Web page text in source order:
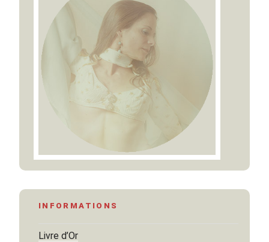
INFORMATIONS
Livre d’Or